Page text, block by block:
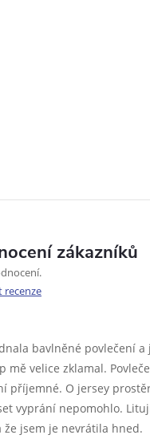
zákazníků
recenze
bavlněné povlečení a
mě velice zklamal.
příjemné. O jersey
vyprání nepomohlo.
že jsem je nevrátila hned.